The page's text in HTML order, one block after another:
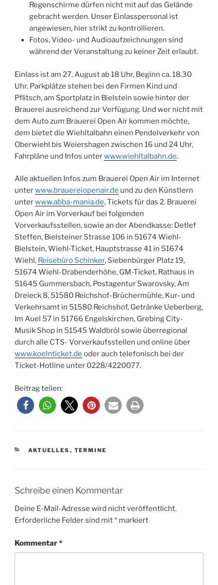
Regenschirme dürfen nicht mit auf das Gelände
gebracht werden. Unser Einlasspersonal ist
angewiesen, hier strikt zu kontrollieren.
Fotos, Video- und Audioaufzeichnungen sind
während der Veranstaltung zu keiner Zeit erlaubt.
Einlass ist am 27. August ab 18 Uhr, Beginn ca. 18.30
Uhr. Parkplätze stehen bei den Firmen Kind und
Pflitsch, am Sportplatz in Bielstein sowie hinter der
Brauerei ausreichend zur Verfügung. Und wer nicht mit
dem Auto zum Brauerei Open Air kommen möchte,
dem bietet die Wiehltalbahn einen Pendelverkehr von
Oberwiehl bis Weiershagen zwischen 16 und 24 Uhr,
Fahrpläne und Infos unterwww.wiehltalbahn.de.
Alle aktuellen Infos zum Brauerei Open Air im Internet
unterwww.brauereiopenair.de und zu den Künstlern
unterwww.abba-mania.de, Tickets für das 2. Brauerei
Open Air im Vorverkauf bei folgenden
Vorverkaufsstellen, sowie an der Abendkasse: Detlef
Steffen, Bielsteiner Strasse 106 in 51674 Wiehl-
Bielstein, Wiehl-Ticket, Hauptstrasse 41 in 51674
Wiehl, Reisebüro Schinker, Siebenbürger Platz 19,
51674 Wiehl-Drabenderhöhe, GM-Ticket, Rathaus in
51645 Gummersbach, Postagentur Swarovsky, Am
Dreieck 8, 51580 Reichshof-Brüchermühle, Kur- und
Verkehrsamt in 51580 Reichshof, Getränke Ueberberg,
Im Auel 57 in 51766 Engelskirchen, Grebing City-
Musik Shop in 51545 Waldbröl sowie überregional
durch alle CTS- Vorverkaufsstellen und online über
www.koelnticket.de oder auch telefonisch bei der
Ticket-Hotline unter 0228/4220077.
Beitrag teilen:
KATEGORIEN
AKTUELLES , TERMINE
Schreibe einen Kommentar
Deine E-Mail-Adresse wird nicht veröffentlicht.
Erforderliche Felder sind mit* markiert
Kommentar*